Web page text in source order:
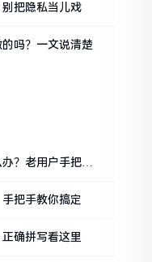
把隐私当儿戏
吗？一文说清楚
？老用户手把手
把手教你搞定
确拼写看这里